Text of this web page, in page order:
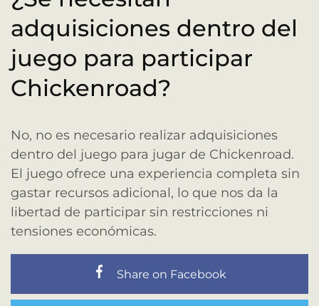
adquisiciones dentro del
juego para participar
Chickenroad?
No, no es necesario realizar adquisiciones
dentro del juego para jugar de Chickenroad.
El juego ofrece una experiencia completa sin
gastar recursos adicional, lo que nos da la
libertad de participar sin restricciones ni
tensiones económicas.
Share on Facebook